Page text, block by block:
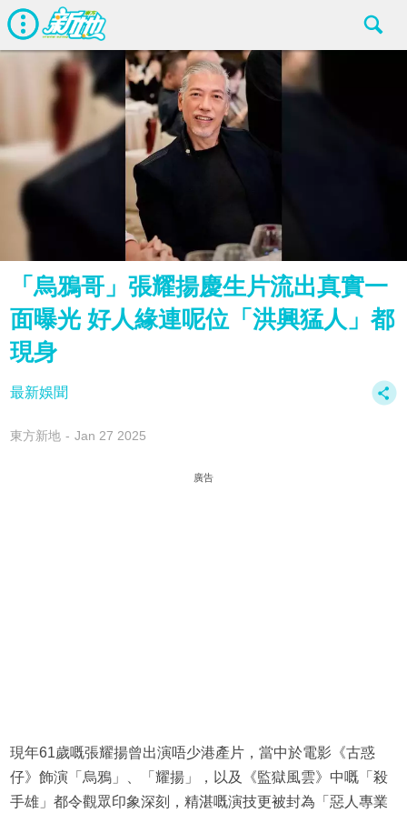
「烏鴉哥」張耀揚慶生片流出真實一
面曝光 好人緣連呢位「洪興猛人」都
現身
最新娛聞
東方新地 Jan 27 2025
廣告
現年61歲嘅張耀揚曾出演唔少港產片，當中於電影《古惑
仔》飾演「烏鴉」、「耀揚」，以及《監獄風雲》中嘅「殺
手雄」都令觀眾印象深刻，精湛嘅演技更被封為「惡人專業